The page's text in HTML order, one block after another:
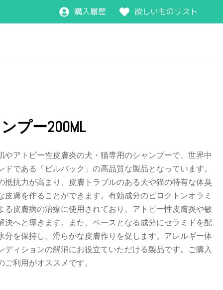
購入履歴 欲しいものリスト
プー200ML
やアトピー性皮膚炎の犬・猫専用のシャンプーで、世界中
である「ビルバック」の高品質な製品となっています。
抵抗力が高まり、皮膚トラブルのある犬や猫の特有な体臭
皮膚を作ることができます。有効成分のピロクトンオラミ
る皮膚病の治療に使用されており、アトピー性皮膚炎や敏
決へと導きます。また、ベースとなる成分にセラミドを配
分を保持し、滑らかな皮膚作りを促します。アレルギー体
ディションの解消にお役立ていただける製品です。ご購入
利用がオススメです。